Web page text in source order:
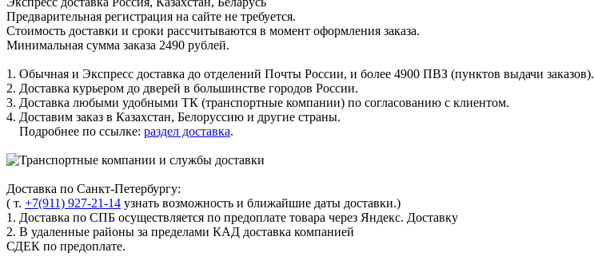
Предварительная регистрация на сайте не требуется.
Стоимость доставки и сроки рассчитываются в момент оформления заказа.
Минимальная сумма заказа 2490 рублей.
1. Обычная и Экспресс доставка до отделений Почты России, и более 4900 ПВЗ (пунктов выдачи заказов).
2. Доставка курьером до дверей в большинстве городов России.
3. Доставка любыми удобными ТК (транспортные компании) по согласованию с клиентом.
4. Доставим заказ в Казахстан, Белоруссию и другие страны.
Подробнее по ссылке: раздел доставка.
Доставка по Санкт-Петербургу:
( т. +7(911) 927-21-14 узнать возможность и ближайшие даты доставки.)
1. Доставка по СПБ осуществляется по предоплате товара через Яндекс. Доставку
2. В удаленные районы за пределами КАД доставка компанией
СДЕК по предоплате.